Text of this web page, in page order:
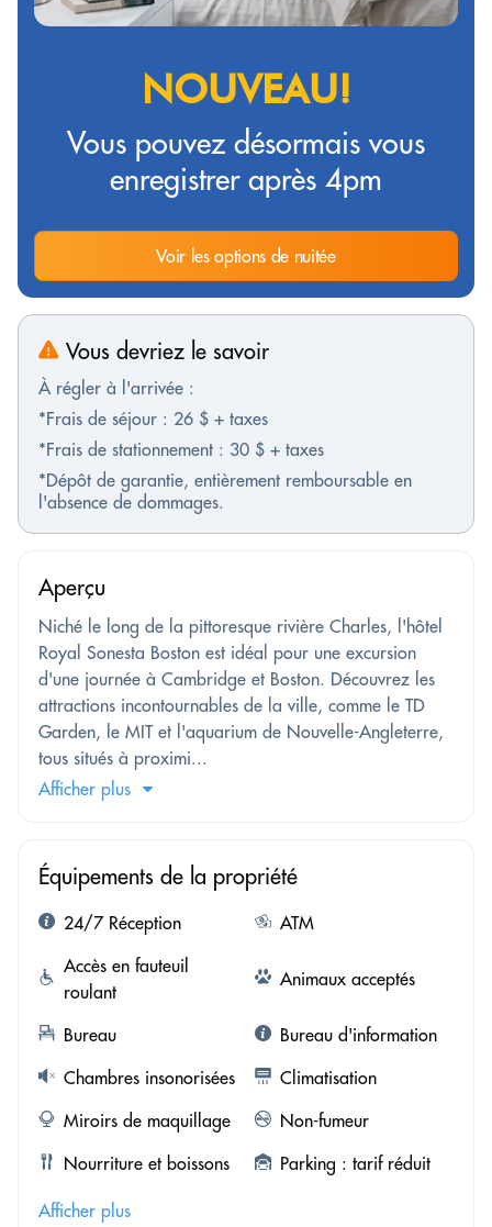
NOUVEAU!
Vous pouvez désormais vous
enregistrer après 4pm
Voir les options de nuitée
Vous devriez le savoir
À régler à l'arrivée :
*Frais de séjour : 26 $ + taxes
*Frais de stationnement : 30 $ + taxes
*Dépôt de garantie, entièrement remboursable en
l'absence de dommages.
Aperçu
Niché le long de la pittoresque rivière Charles, l'hôtel
Royal Sonesta Boston est idéal pour une excursion
d'une journée à Cambridge et Boston. Découvrez les
attractions incontournables de la ville, comme le TD
Garden, le MIT et l'aquarium de Nouvelle-Angleterre,
tous situés à proximi...
Afficher plus
Équipements de la propriété
24/7 Réception
ATM
Accès en fauteuil
roulant
Animaux acceptés
Bureau
Bureau d'information
Chambres insonorisées
Climatisation
Miroirs de maquillage
Non-fumeur
Nourriture et boissons
Parking : tarif réduit
Afficher plus